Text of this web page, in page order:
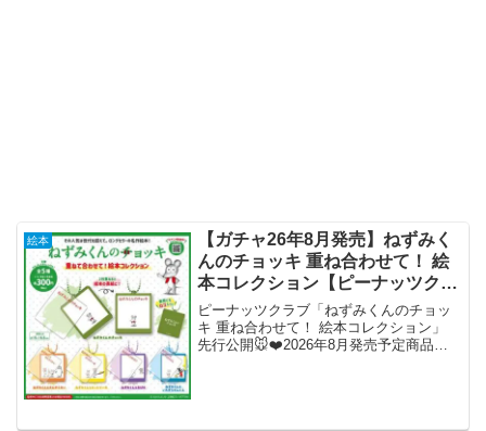
絵本
【ガチャ26年8月発売】ねずみく
んのチョッキ 重ね合わせて！ 絵
本コレクション【ピーナッツクラ
ブ】
ピーナッツクラブ「ねずみくんのチョッ
キ 重ね合わせて！ 絵本コレクション」
先行公開🐭❤️2026年8月発売予定商品ア